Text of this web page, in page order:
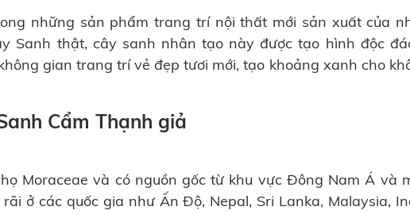
những sản phẩm trang trí nội thất mới sản xuất của
Sanh thật, cây sanh nhân tạo này được tạo hình độc
gian trang trí vẻ đẹp tươi mới, tạo khoảng xanh cho
Cẩm Thạnh giả
Moraceae và có nguồn gốc từ khu vực Đông Nam Á và
ở các quốc gia như Ấn Độ, Nepal, Sri Lanka, Malaysia,